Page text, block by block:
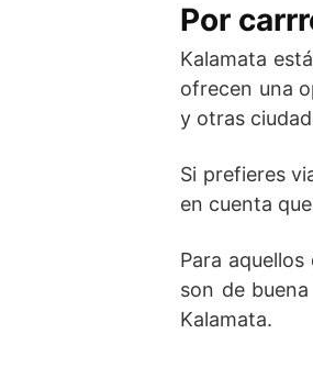
Por
Kalamata
ofrecen una
y otras
Si prefieres
en cuenta
Para
son de
Kalamata.